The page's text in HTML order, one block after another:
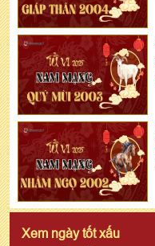
Xem ngày tốt xấu